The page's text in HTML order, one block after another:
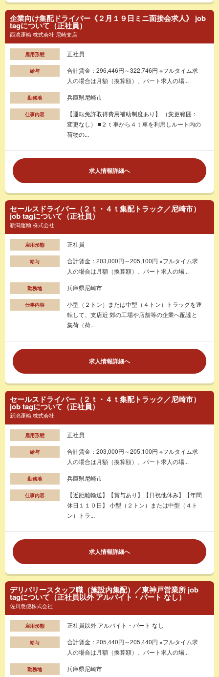
企業向け集配ドライバー《２月１９日ミニ面接会求人》 job
tagについて（正社員）
西濃運輸 株式会社 尼崎支店
雇用形態 正社員
給与
合計賃金：296,446円～322,746円 ※フルタイム求
人の場合は月額（換算額）、パート求人の場...
勤務地 兵庫県尼崎市
仕事内容
【運転免許取得費用補助制度あり】 （変更範囲：
変更なし） ■２ｔ車から４ｔ車を利用しルート内の
荷物の...
求人情報詳細へ
セールスドライバー（２ｔ・４ｔ集配トラック／尼崎市）
job tagについて（正社員）
新潟運輸 株式会社
雇用形態 正社員
給与
合計賃金：203,000円～205,100円 ※フルタイム求
人の場合は月額（換算額）、パート求人の場...
勤務地 兵庫県尼崎市
仕事内容
小型（２トン）または中型（４トン）トラックを運
転して、支店近 郊の工場や店舗等の企業へ配達と
集荷（荷...
求人情報詳細へ
セールスドライバー（２ｔ・４ｔ集配トラック／尼崎市）
job tagについて（正社員）
新潟運輸 株式会社
雇用形態 正社員
給与
合計賃金：203,000円～205,100円 ※フルタイム求
人の場合は月額（換算額）、パート求人の場...
勤務地 兵庫県尼崎市
仕事内容
【近距離輸送】【賞与あり】【日祝他休み】【年間
休日１１０日】 小型（２トン）または中型（４ト
ン）トラ...
求人情報詳細へ
デリバリースタッフ職（施設内集配）／東神戸営業所 job
tagについて（正社員以外 アルバイト・パート なし）
佐川急便株式会社
雇用形態 正社員以外 アルバイト・パート なし
給与
合計賃金：205,440円～205,440円 ※フルタイム求
人の場合は月額（換算額）、パート求人の場...
勤務地 兵庫県尼崎市